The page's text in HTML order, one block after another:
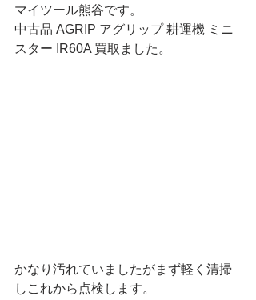
マイツール熊谷です。
中古品 AGRIP アグリップ 耕運機 ミニ
スター IR60A 買取ました。
かなり汚れていましたがまず軽く清掃
しこれから点検します。